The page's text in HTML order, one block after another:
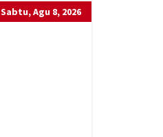
Sabtu, Agu 8, 2026